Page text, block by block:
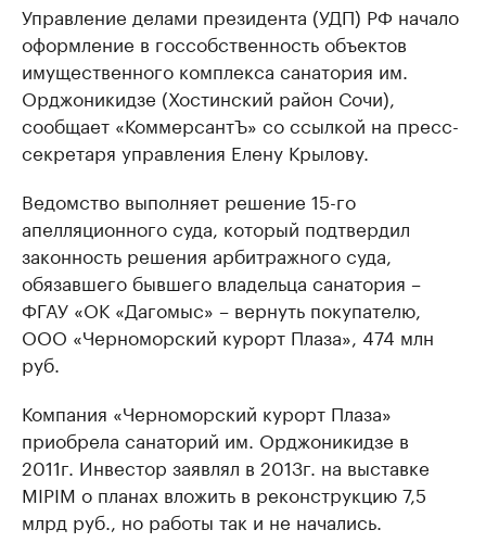
Управление делами президента (УДП) РФ начало
оформление в госсобственность объектов
имущественного комплекса санатория им.
Орджоникидзе (Хостинский район Сочи),
сообщает «КоммерсантЪ» со ссылкой на пресс-
секретаря управления Елену Крылову.
Ведомство выполняет решение 15-го
апелляционного суда, который подтвердил
законность решения арбитражного суда,
обязавшего бывшего владельца санатория –
ФГАУ «ОК «Дагомыс» – вернуть покупателю,
ООО «Черноморский курорт Плаза», 474 млн
руб.
Компания «Черноморский курорт Плаза»
приобрела санаторий им. Орджоникидзе в
2011г. Инвестор заявлял в 2013г. на выставке
MIPIМ о планах вложить в реконструкцию 7,5
млрд руб., но работы так и не начались.